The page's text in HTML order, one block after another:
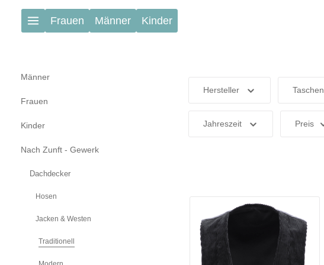
Zum Hauptinhalt springen
Frauen Männer Kinder
Männer
Frauen
Kinder
Nach Zunft - Gewerk
Dachdecker
Hosen
Jacken & Westen
Traditionell
Hersteller Taschen
Jahreszeit Preis